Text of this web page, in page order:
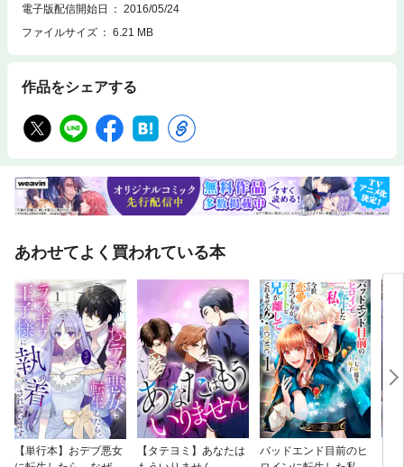
重ねて記憶力に不安が出てきた人へ。忘れる理由と記憶の正体を知って、
ちょっとの工夫と「忘れない」対策、前向きに楽しみながら習慣にしまし
ょう。
電子版配信開始日
2016/05/24
ファイルサイズ
6.21 MB
作品をシェアする
あわせてよく買われている本
【単行本】おデブ悪女
【タテヨミ】あなたは
バッドエンド目前のヒ